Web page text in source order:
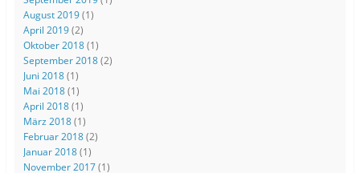
August 2019(1)
April 2019(2)
Oktober 2018(1)
September 2018(2)
Juni 2018(1)
Mai 2018(1)
April 2018(1)
März 2018(1)
Februar 2018(2)
Januar 2018(1)
November 2017(1)